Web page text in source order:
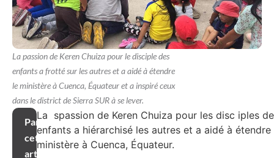
La passion de Keren Chuiza pour le disciple des
enfants a frotté sur les autres et a aidé à étendre
le ministère à Cuenca, Équateur et a inspiré ceux
dans le district de Sierra SUR à se lever.
Partager
cet
article
La spassion de Keren Chuiza pour les disc iples
enfants a hiérarchisé les autres et a aidé à étendre
ministère à Cuenca, Équateur.